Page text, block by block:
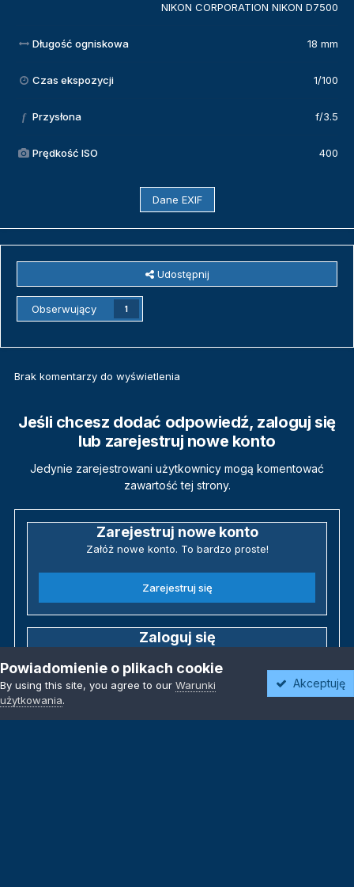
NIKON CORPORATION NIKON D7500
Długość ogniskowa 18 mm
Czas ekspozycji 1/100
f Przysłona f/3.5
Prędkość ISO 400
Dane EXIF
Udostępnij
Obserwujący 1
Brak komentarzy do wyświetlenia
Jeśli chcesz dodać odpowiedź, zaloguj się
lub zarejestruj nowe konto
Jedynie zarejestrowani użytkownicy mogą komentować
zawartość tej strony.
Zarejestruj nowe konto
Załóż nowe konto. To bardzo proste!
Zarejestruj się
Zaloguj się
Zaloguj się
Powiadomienie o plikach cookie
By using this site, you agree to our Warunki
użytkowania.
Akceptuję